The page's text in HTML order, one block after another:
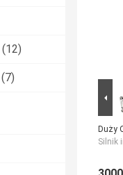
(12)
(7)
Duży
Silnik